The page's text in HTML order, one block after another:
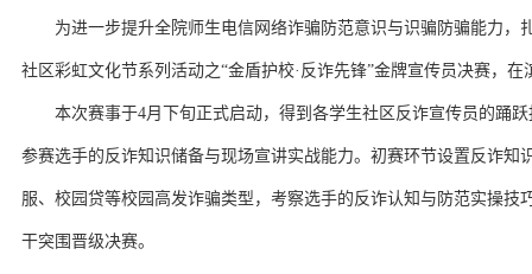
为进一步提升全院师生电信网络诈骗防范意识与识骗防骗能力，
社区彩虹文化节系列活动之“金盾护校·反诈先锋”金牌宣传员决赛，
本次赛事于4月下旬正式启动，得到各学生社区反诈宣传员的踊
参赛选手的反诈知识储备与现场宣讲实战能力。初赛环节设置反诈
服、校园贷等校园高发诈骗类型，考察选手的反诈认知与防范实操
干突围晋级决赛。